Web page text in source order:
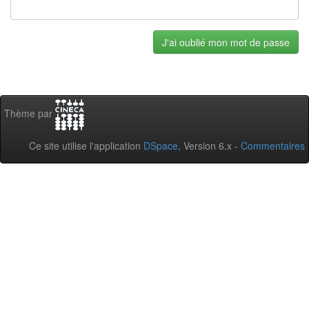
Thème par
Ce site utilise l'application DSpace, Version 6.x - Commentaires